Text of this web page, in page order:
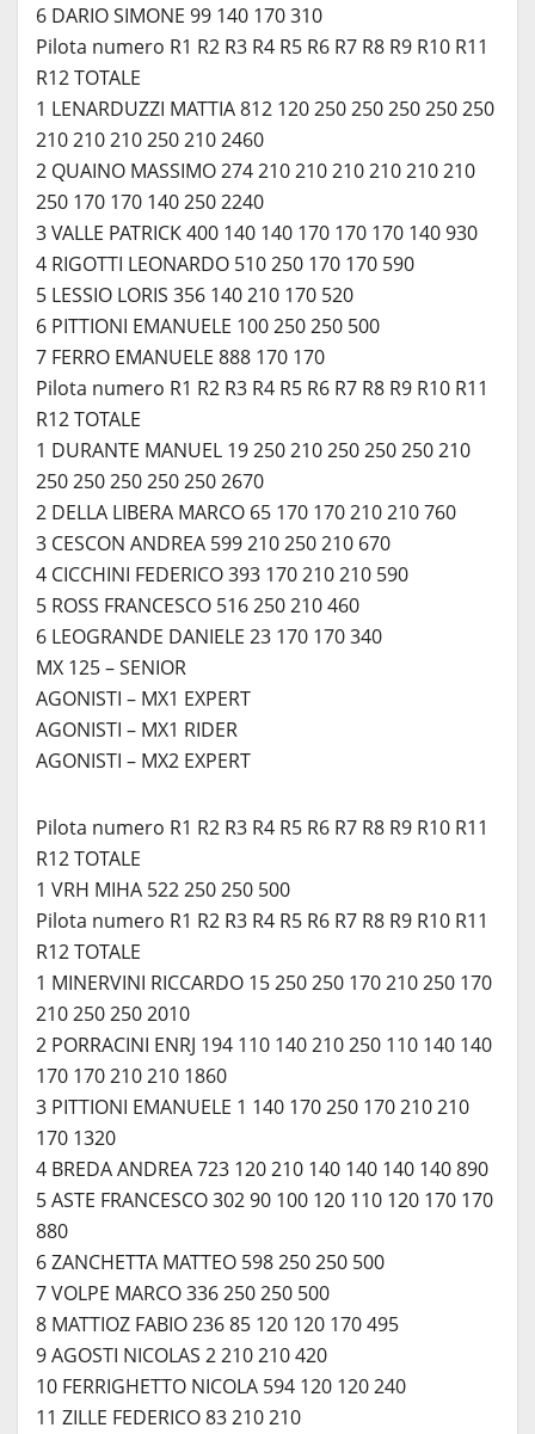
6 DARIO SIMONE 99 140 170 310
Pilota numero R1 R2 R3 R4 R5 R6 R7 R8 R9 R10 R11
R12 TOTALE
1 LENARDUZZI MATTIA 812 120 250 250 250 250 250
210 210 210 250 210 2460
2 QUAINO MASSIMO 274 210 210 210 210 210 210
250 170 170 140 250 2240
3 VALLE PATRICK 400 140 140 170 170 170 140 930
4 RIGOTTI LEONARDO 510 250 170 170 590
5 LESSIO LORIS 356 140 210 170 520
6 PITTIONI EMANUELE 100 250 250 500
7 FERRO EMANUELE 888 170 170
Pilota numero R1 R2 R3 R4 R5 R6 R7 R8 R9 R10 R11
R12 TOTALE
1 DURANTE MANUEL 19 250 210 250 250 250 210
250 250 250 250 250 2670
2 DELLA LIBERA MARCO 65 170 170 210 210 760
3 CESCON ANDREA 599 210 250 210 670
4 CICCHINI FEDERICO 393 170 210 210 590
5 ROSS FRANCESCO 516 250 210 460
6 LEOGRANDE DANIELE 23 170 170 340
MX 125 – SENIOR
AGONISTI – MX1 EXPERT
AGONISTI – MX1 RIDER
AGONISTI – MX2 EXPERT
Pilota numero R1 R2 R3 R4 R5 R6 R7 R8 R9 R10 R11
R12 TOTALE
1 VRH MIHA 522 250 250 500
Pilota numero R1 R2 R3 R4 R5 R6 R7 R8 R9 R10 R11
R12 TOTALE
1 MINERVINI RICCARDO 15 250 250 170 210 250 170
210 250 250 2010
2 PORRACINI ENRJ 194 110 140 210 250 110 140 140
170 170 210 210 1860
3 PITTIONI EMANUELE 1 140 170 250 170 210 210
170 1320
4 BREDA ANDREA 723 120 210 140 140 140 140 890
5 ASTE FRANCESCO 302 90 100 120 110 120 170 170
880
6 ZANCHETTA MATTEO 598 250 250 500
7 VOLPE MARCO 336 250 250 500
8 MATTIOZ FABIO 236 85 120 120 170 495
9 AGOSTI NICOLAS 2 210 210 420
10 FERRIGHETTO NICOLA 594 120 120 240
11 ZILLE FEDERICO 83 210 210